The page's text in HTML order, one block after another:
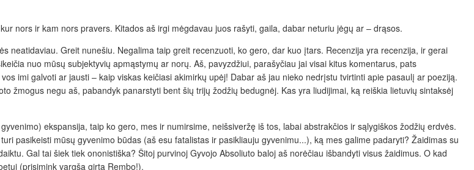
nors ir kam nors pravers. Kitados aš irgi mėgdavau juos rašyti, gaila, dabar neturiu jėgų ar – drąsos.
neatidaviau. Greit nunešiu. Negalima taip greit recenzuoti, ko gero, dar kuo įtars. Recenzija yra recenzija, ir gerai
nuo mūsų subjektyvių apmąstymų ar norų. Aš, pavyzdžiui, parašyčiau jai visai kitus komentarus, pats
imi galvoti ar jausti – kaip viskas keičiasi akimirkų upėj! Dabar aš jau nieko nedrįstu tvirtinti apie pasaulį ar poeziją.
žmogus negu aš, pabandyk panarstyti bent šių trijų žodžių bedugnėj. Kas yra liudijimai, ką reiškia lietuvių sintaksėj
ekspansija, taip ko gero, mes ir numirsime, neišsiveržę iš tos, labai abstrakčios ir sąlygiškos žodžių erdvės.
pasikeisti mūsų gyvenimo būdas (aš esu fatalistas ir pasikliauju gyvenimu...), ką mes galime padaryti? Žaidimas su
Gal tai šiek tiek ononistiška? Šitoj purvinoj Gyvojo Absoliuto baloj aš norėčiau išbandyti visus žaidimus. O kad
(prisimink vargšą girtą Rembo!).